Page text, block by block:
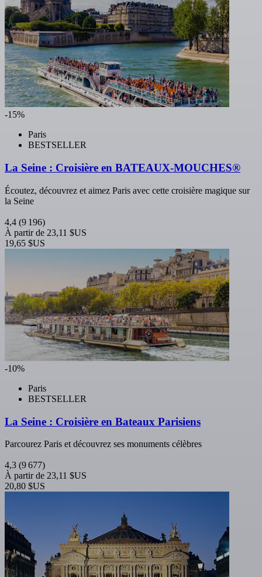
-15%
Paris
BESTSELLER
La Seine : Croisière en BATEAUX-MOUCHES®
Écoutez, découvrez et aimez Paris avec cette croisière magique sur
la Seine
4,4 (9 196)
À partir de 23,11 $US
19,65 $US
-10%
Paris
BESTSELLER
La Seine : Croisière en Bateaux Parisiens
Parcourez Paris et découvrez ses monuments célèbres
4,3 (9 677)
À partir de 23,11 $US
20,80 $US